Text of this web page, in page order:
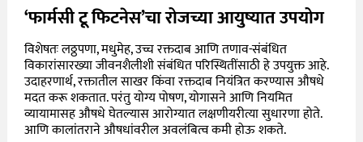
‘फार्मसी टू फिटनेस’चा रोजच्या आयुष्यात उपयोग
विशेषतः लठ्ठपणा, मधुमेह, उच्च रक्तदाब आणि तणाव-संबंधित
विकारांसारख्या जीवनशैलीशी संबंधित परिस्थितींसाठी हे उपयुक्त आहे.
उदाहरणार्थ, रक्तातील साखर किंवा रक्तदाब नियंत्रित करण्यास औषधे
मदत करू शकतात. परंतु योग्य पोषण, योगासने आणि नियमित
व्यायामासह औषधे घेतल्यास आरोग्यात लक्षणीयरीत्या सुधारणा होते.
आणि कालांतराने औषधांवरील अवलंबित्व कमी होऊ शकते.